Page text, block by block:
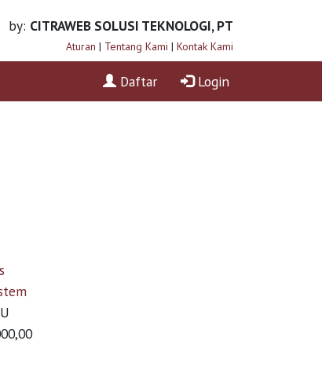
by: CITRAWEB SOLUSI TEKNOLOGI, PT
Aturan | Tentang Kami | Kontak Kami
Daftar Login